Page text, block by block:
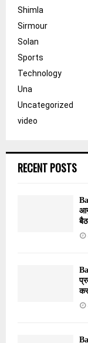
Shimla
Sirmour
Solan
Sports
Technology
Una
Uncategorized
video
RECENT POSTS